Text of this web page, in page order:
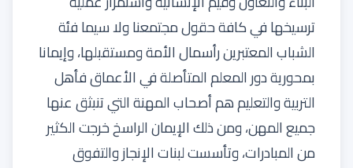
ترسيخها في كافة حقول مجتمعنا ولا سيما فئة
الشباب المعتبرين رأسمال الأمة ومستقبلها، وإيمانا
بمحورية دور المعلم المتأصلة في الأعماق فأهل
التربية والتعليم هم أصحاب المهنة التي تنبثق عنها
جميع المهن، ومن ذلك الإيمان الراسخ خرجت الكثير
من المبادرات، وتأسست لبنات الإنجاز والتفوق